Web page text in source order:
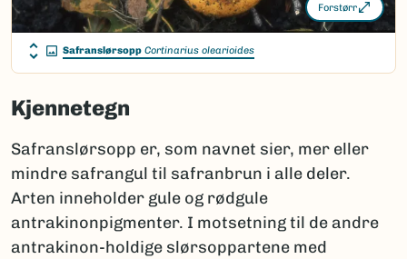
Forstørr
Safranslørsopp Cortinarius olearioides
Kjennetegn
Safranslørsopp er, som navnet sier, mer eller
mindre safrangul til safranbrun i alle deler.
Arten inneholder gule og rødgule
antrakinonpigmenter. I motsetning til de andre
antrakinon-holdige slørsoppartene med